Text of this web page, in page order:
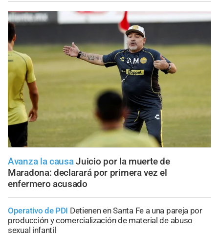
Avanza la causa Juicio por la muerte de
Maradona: declarará por primera vez el
enfermero acusado
Operativo de PDI Detienen en Santa Fe a una pareja por
producción y comercialización de material de abuso
sexual infantil